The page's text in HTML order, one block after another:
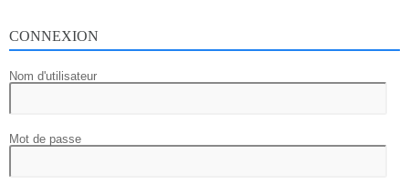
CONNEXION
Nom d'utilisateur
Mot de passe